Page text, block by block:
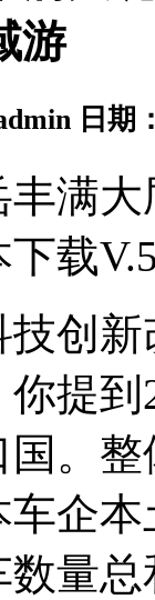
游
日期
大
载
改
提
。
企
量